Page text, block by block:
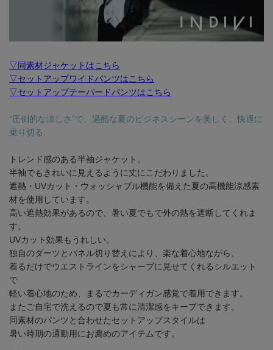
▽同素材ジャケットはこちら
▽セットアップワイドパンツはこちら
▽セットアップテーパードパンツはこちら
“圧倒的な涼しさ”で、過酷な夏のビジネスシーンを美しく、快適に
乗り切る
トレンド感のある半袖ジャケット。
半袖でもきれいに見えるように丈にこだわりました。
遮熱・UVカット・ウォッシャブル機能を備えた夏の高機能涼感素
材を使用しています。
高い遮熱効果があるので、暑い夏でもで外の熱を遮断してくれま
す。
UVカット効果もうれしい。
独自のダーツとパネル切り替えにより、楽な着心地ながら、
着るだけでウエストラインをシャープに見せてくれるシルエット
で
軽い着心地のため、まるでカーディガン感覚で着用できます。
またご自宅で洗えるので夏も常に清潔感をキープできます。
同素材のパンツと合わせたセットアップスタイルは
暑い時期の通勤用にお薦めのアイテムです。